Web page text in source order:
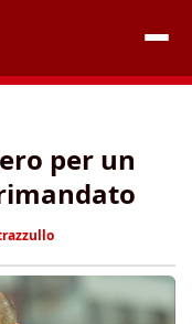
per un